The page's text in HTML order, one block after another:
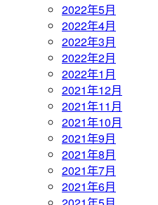
2022年5月
2022年4月
2022年3月
2022年2月
2022年1月
2021年12月
2021年11月
2021年10月
2021年9月
2021年8月
2021年7月
2021年6月